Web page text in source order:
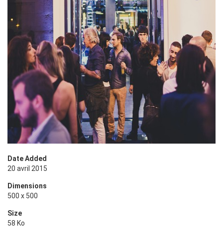
Date Added
20 avril 2015
Dimensions
500 x 500
Size
58 Ko